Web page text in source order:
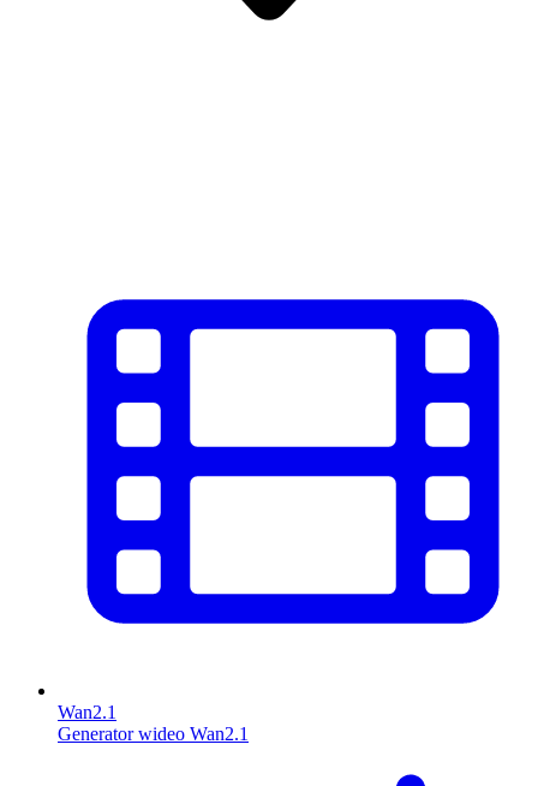
Wan2.1
Generator wideo Wan2.1